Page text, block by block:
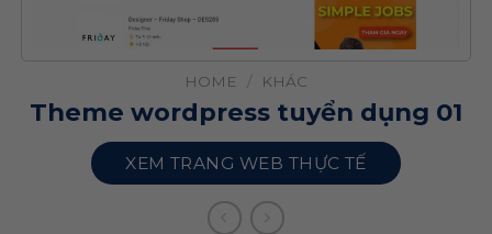
HOME / KHÁC
Theme wordpress tuyển dụng 01
XEM TRANG WEB THỰC TẾ